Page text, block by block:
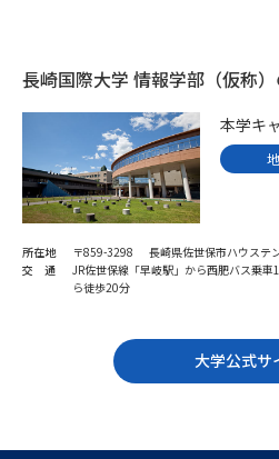
デジタルパンフレット
新学年スタート号特集ページ
（高3生用）
SELFBRAND特集ページ
オープンキャンパスなどを調べ
来場型・Web型イベント特集
長崎国際大学 情報学部（仮称
本学キ
所在地
〒859-3298 長崎県佐世保市ハウステ
交 通
JR佐世保線「早岐駅」から西肥バス乗
ら徒歩20分
大学公式サ